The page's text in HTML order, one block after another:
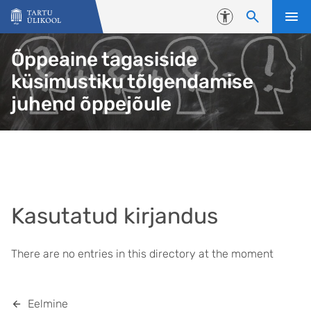
Liigu edasi põhisisu juurde
Juurdepääsetavus
Õppeaine tagasiside
küsimustiku tõlgendamise
juhend õppejõule
Kasutatud kirjandus
There are no entries in this directory at the moment
Eelmine